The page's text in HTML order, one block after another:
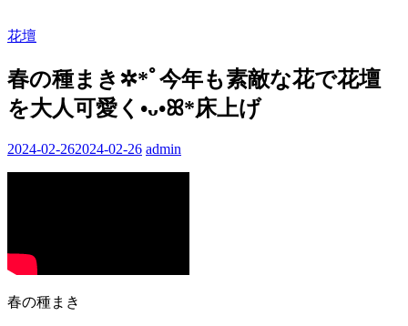
花壇
春の種まき✲*ﾟ今年も素敵な花で花壇
を大人可愛く•ᴗ•ꕤ*床上げ
2024-02-262024-02-26 admin
春の種まき